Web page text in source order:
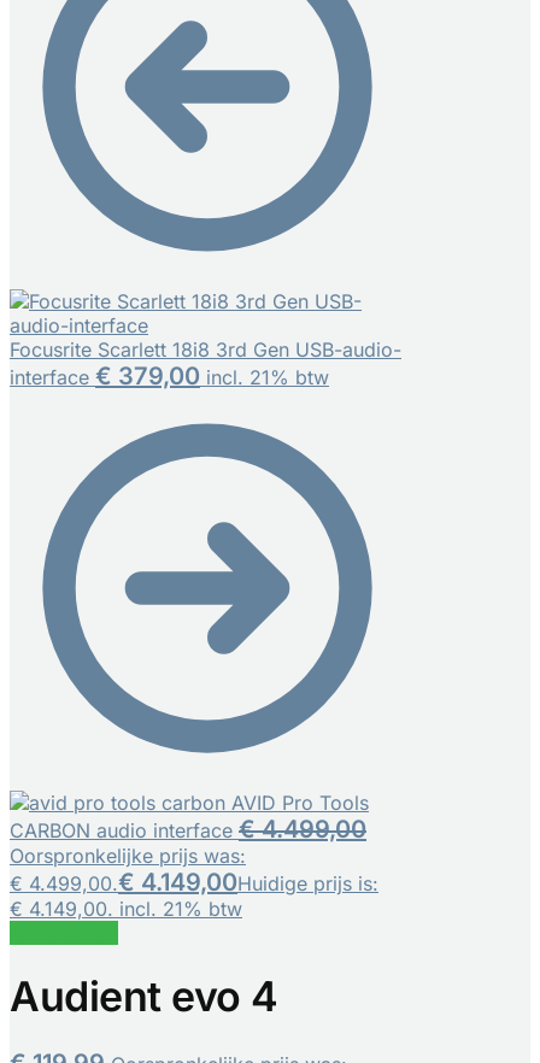
Focusrite Scarlett 18i8 3rd Gen USB-audio-
interface € 379,00 incl. 21% btw
AVID Pro Tools
CARBON audio interface €4.499,00
Oorspronkelijke prijs was:
€ 4.499,00.€ 4.149,00Huidige prijs is:
€ 4.149,00. incl. 21% btw
Audient evo 4